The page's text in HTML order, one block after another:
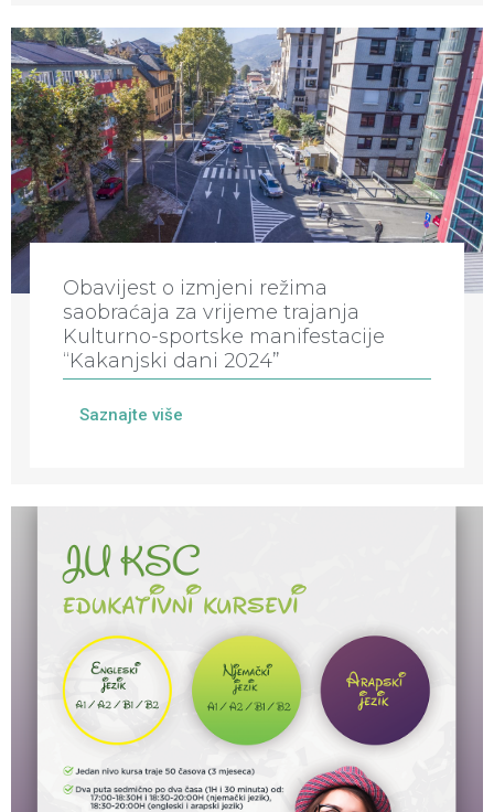
Obavijest o izmjeni režima
saobraćaja za vrijeme trajanja
Kulturno-sportske manifestacije
“Kakanjski dani 2024”
Saznajte više